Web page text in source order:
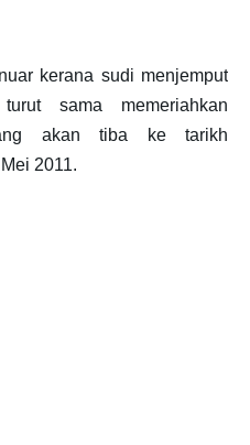
kerana sudi menjemput
sama memeriahkan
akan tiba ke tarikh
2011.